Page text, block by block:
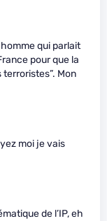
homme qui parlait
pour que la
Mon
moi je vais
de l’IP, eh